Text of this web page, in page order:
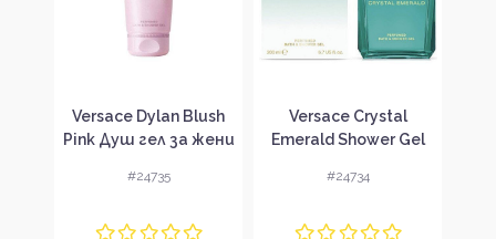
Versace Dylan Blush
Pink Душ гел за жени
#24735
Versace Crystal
Emerald Shower Gel
#24734